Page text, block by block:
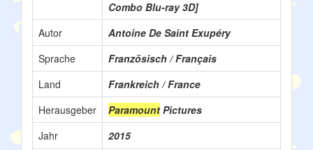
Combo Blu-ray 3D]
Autor
Antoine De Saint Exupéry
Sprache
Französisch / Français
Land
Frankreich / France
Herausgeber
Paramount Pictures
Jahr
2015